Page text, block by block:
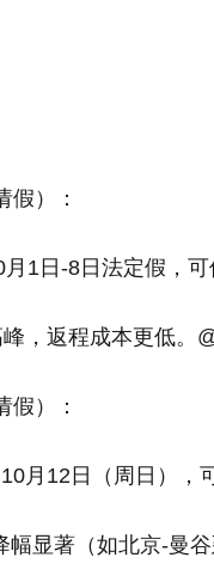
假）：
1日-8日法定假，可
，返程成本更低。
假）：
月12日（周日），
显著（如北京-曼谷